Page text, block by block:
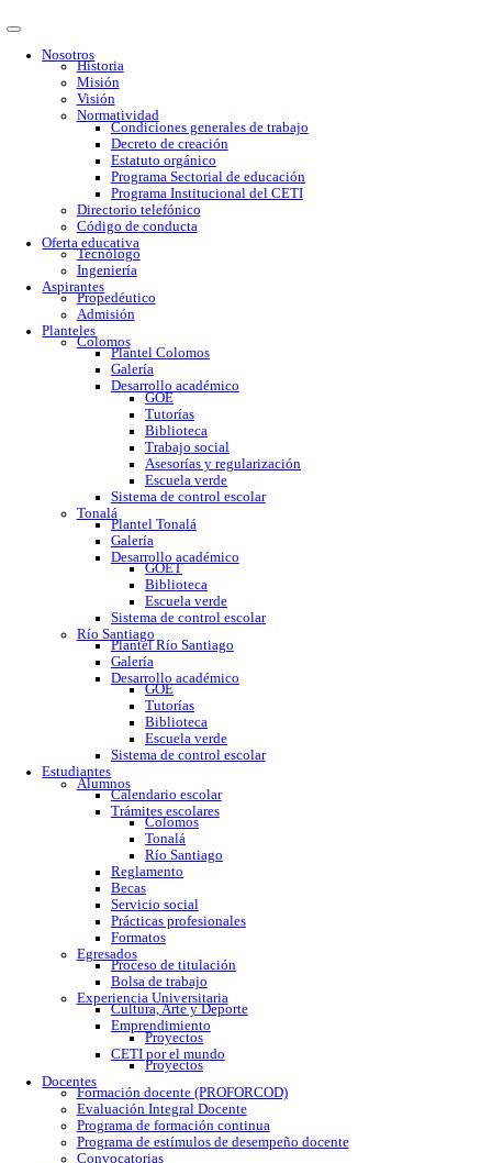
Nosotros
Historia
Misión
Visión
Normatividad
Condiciones generales de trabajo
Decreto de creación
Estatuto orgánico
Programa Sectorial de educación
Programa Institucional del CETI
Directorio telefónico
Código de conducta
Oferta educativa
Tecnólogo
Ingeniería
Aspirantes
Propedéutico
Admisión
Colomos
Plantel Colomos
Galería
Desarrollo académico
GOE
Tutorías
Trabajo social
Asesorías y regularización
Escuela verde
Sistema de control escolar
Tonalá
Plantel Tonalá
Galería
Desarrollo académico
GOET
Biblioteca
Escuela verde
Río Santiago
Plantel Río Santiago
Galería
Desarrollo académico
GOE
Tutorías
Biblioteca
Escuela verde
Sistema de control escolar
Estudiantes
Alumnos
Calendario escolar
Trámites escolares
Colomos
Tonalá
Río Santiago
Reglamento
Becas
Servicio social
Prácticas profesionales